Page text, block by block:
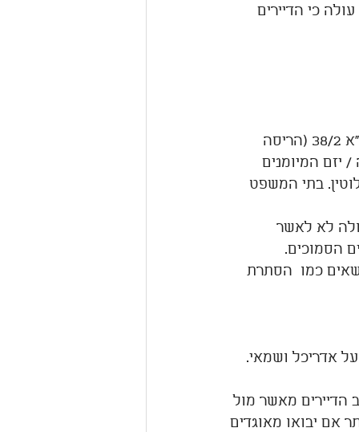
כי הדיירים
כשמדובר בתמ"א 38 (חיזוק ושיפוץ) נדרשת החתמה של 66% מהדיירים. לתמ"א 38/2 (הריסה
/ יזם המיומנים
בתי המשפט
לא לאשר
הסמוכים.
כמו  הסתרת
על אדריכל ושמאי.
הדיירים מאשר מול
אם יבואו מאוגדים